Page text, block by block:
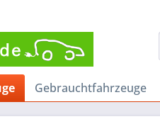
Gebrauchtfahrzeuge